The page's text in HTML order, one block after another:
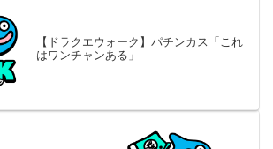
【ドラクエウォーク】パチンカス「これ
はワンチャンある」